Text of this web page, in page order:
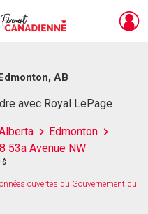
AB
avec Royal LePage
Edmonton
53a Avenue NW
$
ouvertes du Gouvernement du